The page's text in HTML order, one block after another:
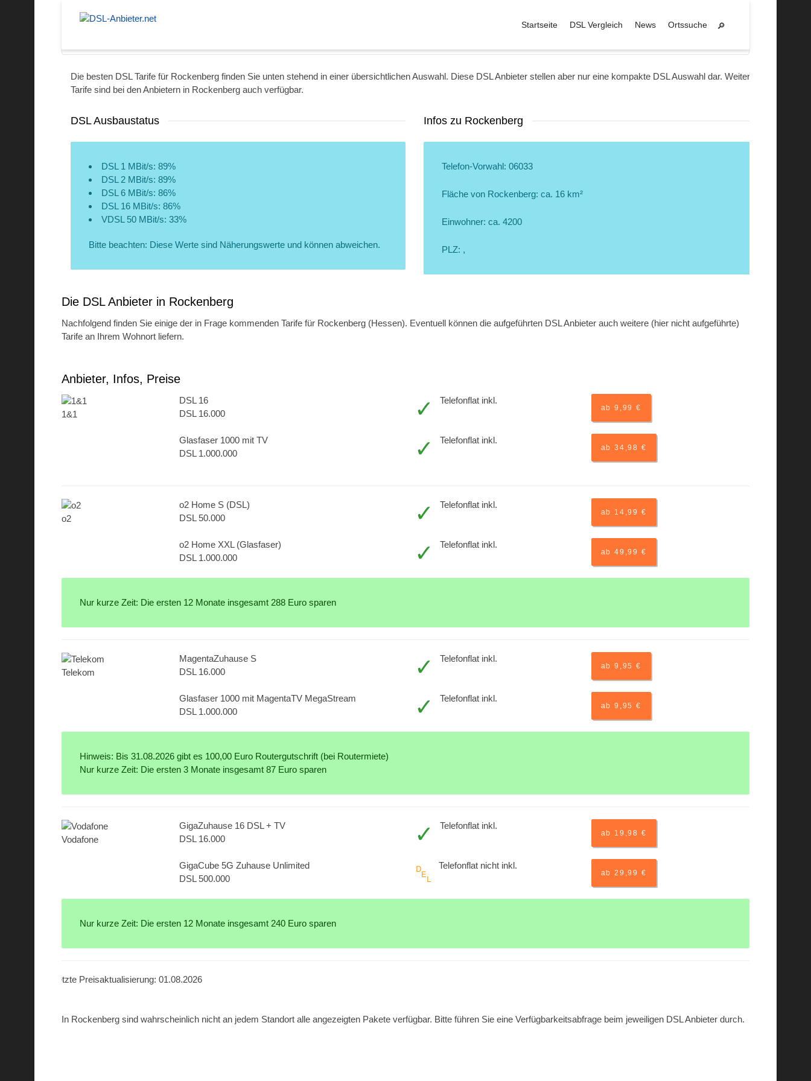
Startseite DSL Vergleich News Ortssuche
Die besten DSL Tarife für Rockenberg finden Sie unten stehend in einer übersichtlichen Auswahl. Diese DSL Anbieter stellen aber nur eine kompakte DSL Auswahl dar. Weitere
Tarife sind bei den Anbietern in Rockenberg auch verfügbar.
DSL Ausbaustatus
DSL 1 MBit/s: 89%
DSL 2 MBit/s: 89%
DSL 6 MBit/s: 86%
DSL 16 MBit/s: 86%
VDSL 50 MBit/s: 33%
Bitte beachten: Diese Werte sind Näherungswerte und können abweichen.
Infos zu Rockenberg
Telefon-Vorwahl: 06033
Fläche von Rockenberg: ca. 16 km²
Einwohner: ca. 4200
PLZ: ,
Die DSL Anbieter in Rockenberg
Nachfolgend finden Sie einige der in Frage kommenden Tarife für Rockenberg (Hessen). Eventuell können die aufgeführten DSL Anbieter auch weitere (hier nicht aufgeführte)
Tarife an Ihrem Wohnort liefern.
Anbieter, Infos, Preise
1&1
DSL 16
DSL 16.000
Telefonflat inkl.
ab 9,99 €
Glasfaser 1000 mit TV
DSL 1.000.000
Telefonflat inkl.
ab 34,98 €
o2
o2 Home S (DSL)
DSL 50.000
Telefonflat inkl.
ab 14,99 €
o2 Home XXL (Glasfaser)
DSL 1.000.000
Telefonflat inkl.
ab 49,99 €
Nur kurze Zeit: Die ersten 12 Monate insgesamt 288 Euro sparen
Telekom
MagentaZuhause S
DSL 16.000
Telefonflat inkl.
ab 9,95 €
Glasfaser 1000 mit MagentaTV MegaStream
DSL 1.000.000
Telefonflat inkl.
ab 9,95 €
Hinweis: Bis 31.08.2026 gibt es 100,00 Euro Routergutschrift (bei Routermiete)
Nur kurze Zeit: Die ersten 3 Monate insgesamt 87 Euro sparen
Vodafone
GigaZuhause 16 DSL + TV
DSL 16.000
Telefonflat inkl.
ab 19,98 €
GigaCube 5G Zuhause Unlimited
DSL 500.000
Telefonflat nicht inkl.
ab 29,99 €
Nur kurze Zeit: Die ersten 12 Monate insgesamt 240 Euro sparen
Letzte Preisaktualisierung: 01.08.2026
In Rockenberg sind wahrscheinlich nicht an jedem Standort alle angezeigten Pakete verfügbar. Bitte führen Sie eine Verfügbarkeitsabfrage beim jeweiligen DSL Anbieter durch.